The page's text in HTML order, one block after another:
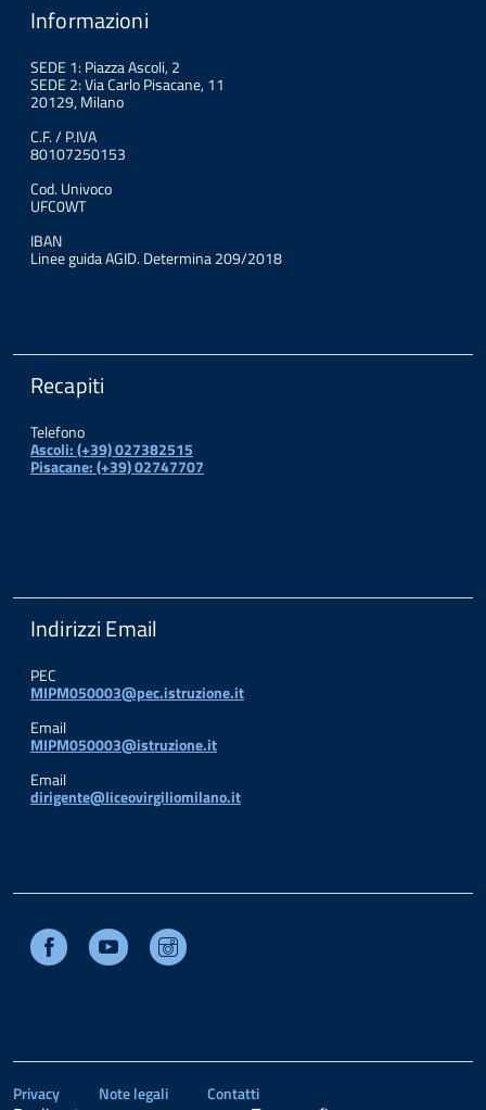
Informazioni
SEDE 1: Piazza Ascoli, 2
SEDE 2: Via Carlo Pisacane, 11
20129, Milano
C.F. / P.IVA
80107250153
Cod. Univoco
UFC0WT
IBAN
Linee guida AGID. Determina 209/2018
Recapiti
Telefono
Ascoli: (+39) 027382515
Pisacane: (+39) 02747707
Indirizzi Email
PEC
MIPM050003@pec.istruzione.it
Email
MIPM050003@istruzione.it
Email
dirigente@liceovirgiliomilano.it
Facebook Youtube
Privacy Note legali Contatti